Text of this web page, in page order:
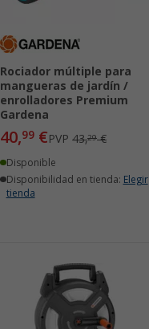
Rociador múltiple para
mangueras de jardín /
enrolladores Premium
Gardena
40,99 €PVP43,29€
Disponible
Disponibilidad en tienda: Elegir
tienda